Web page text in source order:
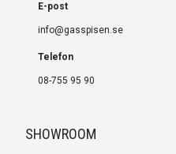
E-post
info@gasspisen.se
Telefon
08-755 95 90
SHOWROOM